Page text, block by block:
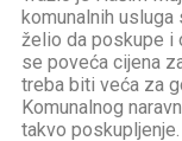
komunalnih
želio da poskupe i
se poveća cijena
treba biti veća za
Komunalnog
takvo